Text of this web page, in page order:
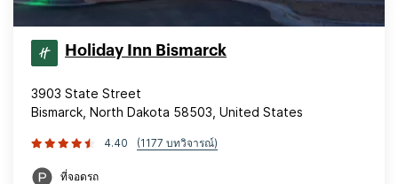
Holiday Inn Bismarck
3903 State Street
Bismarck, North Dakota 58503, United States
4.40 (1177 บทวิจารณ์)
ที่จอดรถ